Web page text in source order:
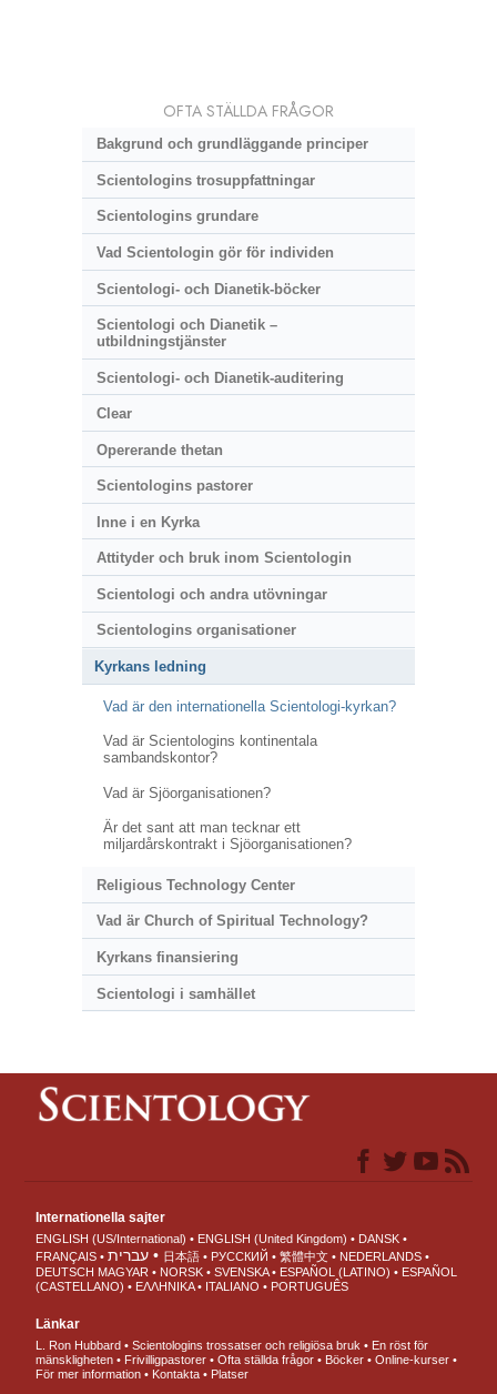
OFTA STÄLLDA FRÅGOR
Bakgrund och grundläggande principer
Scientologins trosuppfattningar
Scientologins grundare
Vad Scientologin gör för individen
Scientologi- och Dianetik-böcker
Scientologi och Dianetik –
utbildningstjänster
Scientologi- och Dianetik-auditering
Clear
Opererande thetan
Scientologins pastorer
Inne i en Kyrka
Attityder och bruk inom Scientologin
Scientologi och andra utövningar
Scientologins organisationer
Kyrkans ledning
Vad är den internationella Scientologi-kyrkan?
Vad är Scientologins kontinentala
sambandskontor?
Vad är Sjöorganisationen?
Är det sant att man tecknar ett
miljardårskontrakt i Sjöorganisationen?
Religious Technology Center
Vad är Church of Spiritual Technology?
Kyrkans finansiering
Scientologi i samhället
Internationella sajter
ENGLISH (US/International) ENGLISH (United Kingdom)
DANSK
FRANÇAIS
עברית 日本語 РУССКИЙ 繁體中文
NEDERLANDS
DEUTSCH MAGYAR NORSK SVENSKA ESPAÑOL (LATINO)
ESPAÑOL
(CASTELLANO)
ΕΛΛΗΝΙΚA ITALIANO PORTUGUÊS
Länkar
L. Ron Hubbard Scientologins trossatser och religiösa bruk
En röst för
mänskligheten
Frivilligpastorer Ofta ställda frågor Böcker
Online-kurser
För mer information
Kontakta Platser